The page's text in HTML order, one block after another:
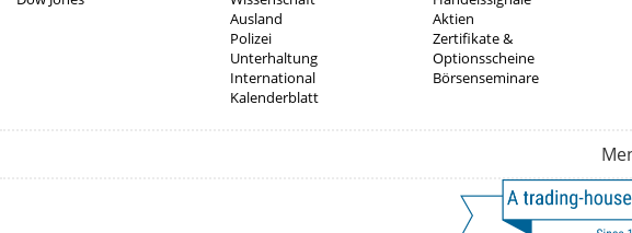
Ausland
Polizei
Unterhaltung
International
Kalenderblatt
Aktien
Zertifikate &
Optionsscheine
Börsenseminare